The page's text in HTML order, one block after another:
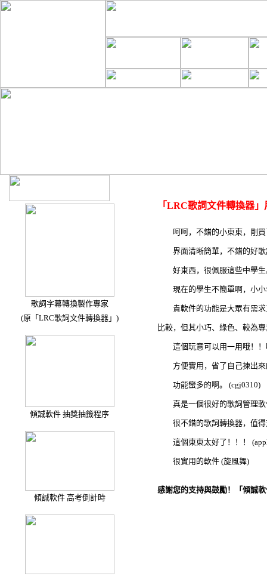
歌詞字幕轉換製作專家
(原「LRC歌詞文件轉換器」)
傾誠軟件 抽獎抽籤程序
傾誠軟件 高考倒計時
「LRC歌詞文件轉換器
呵呵，不錯的小東東，剛買
界面清晰簡單，不錯的好歌
好東西，很佩服這些中學生
現在的學生不簡單啊，小小
貴軟件的功能是大眾有需求
比較，但其小巧、綠色、較為
這個玩意可以用一用哦！！
方便實用，省了自己揀出來
功能蠻多的啊。 (cgj0310)
真是一個很好的歌詞管理軟
很不錯的歌詞轉換器，值得
這個東東太好了！！！
很實用的軟件 (旋風舞)
感謝您的支持與鼓勵！「傾誠